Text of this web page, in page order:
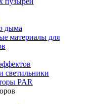
дыма
материалы для
светильники
PAR